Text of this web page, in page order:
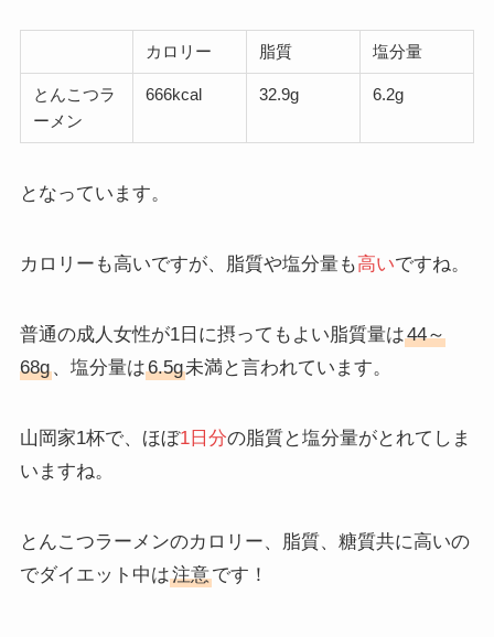
カロリー 脂質 塩分量
とんこつラ
ーメン
666kcal 32.9g 6.2g
となっています。
カロリーも高いですが、脂質や塩分量も高いですね。
普通の成人女性が1日に摂ってもよい脂質量は44～
68g、塩分量は6.5g未満と言われています。
山岡家1杯で、ほぼ1日分の脂質と塩分量がとれてしま
いますね。
とんこつラーメンのカロリー、脂質、糖質共に高いの
でダイエット中は注意です！